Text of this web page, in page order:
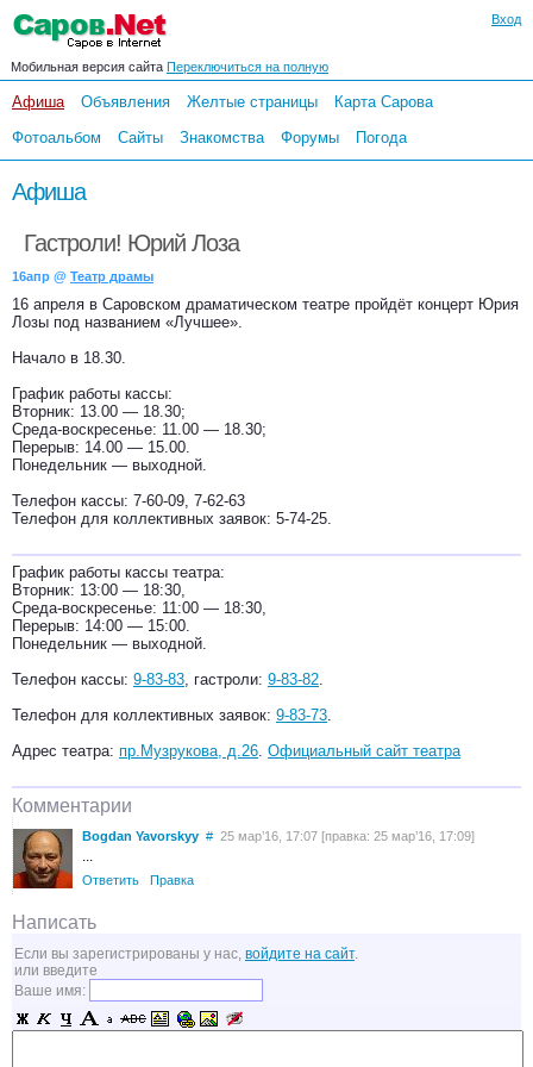
Вход
Мобильная версия сайта Переключиться на полную
Афиша Объявления Желтые страницы
Карта Сарова
Фотоальбом
Сайты Знакомства Форумы Погода
Афиша
Гастроли! Юрий Лоза
16апр @ Театр драмы
16 апреля в Саровском драматическом театре пройдёт концерт Юрия
Лозы под названием «Лучшее».
Начало в 18.30.
График работы кассы:
Вторник: 13.00 — 18.30;
Среда-воскресенье: 11.00 — 18.30;
Перерыв: 14.00 — 15.00.
Понедельник — выходной.
Телефон кассы: 7-60-09, 7-62-63
Телефон для коллективных заявок: 5-74-25.
График работы кассы театра:
Вторник: 13:00 — 18:30,
Среда-воскресенье: 11:00 — 18:30,
Перерыв: 14:00 — 15:00.
Понедельник — выходной.
Телефон кассы: 9-83-83, гастроли: 9-83-82.
Телефон для коллективных заявок: 9-83-73.
Адрес театра: пр.Музрукова, д.26. Официальный сайт театра
Комментарии
Bogdan Yavorskyy # 25 мар’16, 17:07 [правка: 25 мар’16, 17:09]
...
Ответить Правка
Написать
Если вы зарегистрированы у нас, войдите на сайт.
или введите
Ваше имя: